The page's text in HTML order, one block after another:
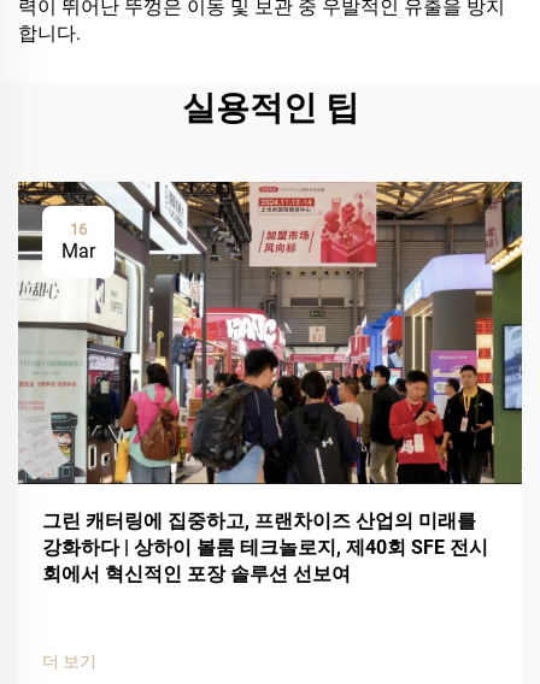
력이 뛰어난 뚜껑은 이동 및 보관 중 우발적인 유출을 방지
합니다.
실용적인 팁
16
Mar
그린 캐터링에 집중하고, 프랜차이즈 산업의 미래를
강화하다 | 상하이 볼룸 테크놀로지, 제40회 SFE 전시
회에서 혁신적인 포장 솔루션 선보여
더 보기